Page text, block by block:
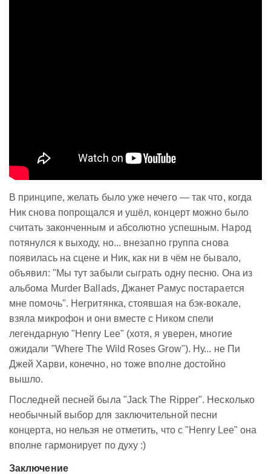
В принципе, желать было уже нечего — так что, когда
Ник снова попрощался и ушёл, концерт можно было
считать законченным и абсолютно успешным. Народ
потянулся к выходу, но... внезапно группа снова
появилась на сцене и Ник, как ни в чём не бывало,
объявил: "Мы тут забыли сыграть одну песню. Она из
альбома Murder Ballads, Джанет Рамус постарается
мне помочь". Негритянка, стоявшая на бэк-вокале,
взяла микрофон и они вместе с Ником спели
легендарную "Henry Lee" (хотя, я уверен, многие
ожидали "Where The Wild Roses Grow"). Ну... не Пи
Джей Харви, конечно, но тоже вполне достойно
вышло.
Последней песней была "Jack The Ripper". Несколько
необычный выбор для заключительной песни
концерта, но нельзя не отметить, что c "Henry Lee" она
вполне гармонирует по духу :)
Заключение